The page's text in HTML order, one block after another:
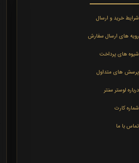
شرایط خرید و ارسال
رویه های ارسال سفارش
شیوه های پرداخت
پرسش های متداول
درباره لوستر سنتر
شماره کارت
تماس با ما